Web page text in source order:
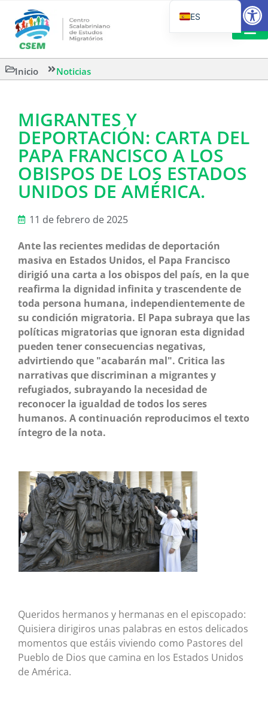
Inicio Noticias
MIGRANTES Y
DEPORTACIÓN: CARTA DEL
PAPA FRANCISCO A LOS
OBISPOS DE LOS ESTADOS
UNIDOS DE AMÉRICA.
11 de febrero de 2025
Ante las recientes medidas de deportación
masiva en Estados Unidos, el Papa Francisco
dirigió una carta a los obispos del país, en la que
reafirma la dignidad infinita y trascendente de
toda persona humana, independientemente de
su condición migratoria. El Papa subraya que las
políticas migratorias que ignoran esta dignidad
pueden tener consecuencias negativas,
advirtiendo que "acabarán mal". Critica las
narrativas que discriminan a migrantes y
refugiados, subrayando la necesidad de
reconocer la igualdad de todos los seres
humanos. A continuación reproducimos el texto
íntegro de la nota.
Queridos hermanos y hermanas en el episcopado:
Quisiera dirigiros unas palabras en estos delicados
momentos que estáis viviendo como Pastores del
Pueblo de Dios que camina en los Estados Unidos
de América.
ES
EN